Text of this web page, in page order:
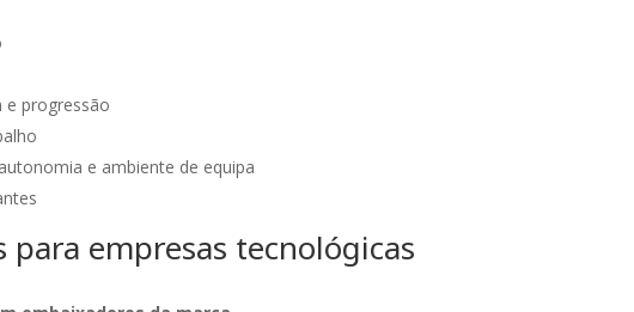
e progressão
e ambiente de equipa
para empresas tecnológicas